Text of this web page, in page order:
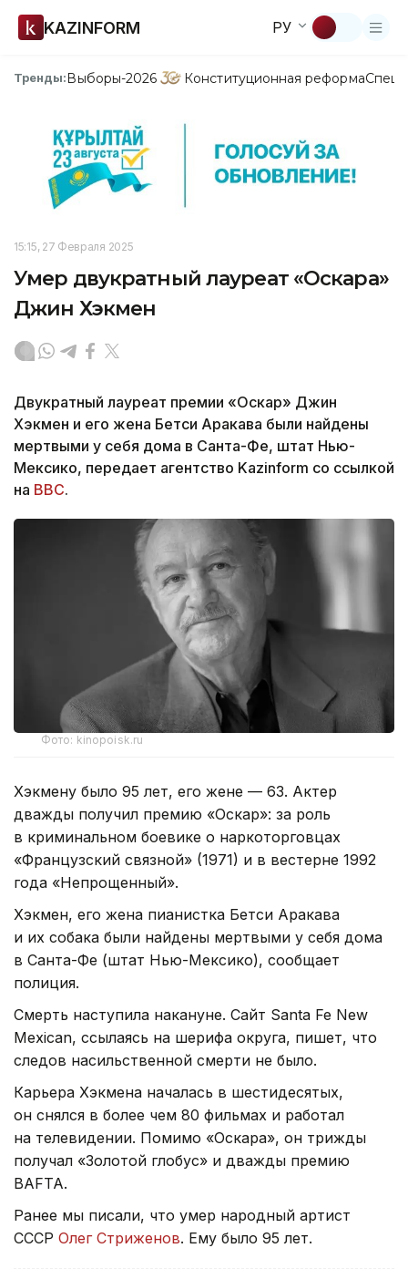
KAZINFORM РУ
Тренды:Выборы-2026 Конституционная реформа
15:15, 27 Февраля 2025
Умер двукратный лауреат «Оскара»
Джин Хэкмен
Двукратный лауреат премии «Оскар» Джин
Хэкмен и его жена Бетси Аракава были найдены
мертвыми у себя дома в Санта-Фе, штат Нью-
Мексико, передает агентство Kazinform со ссылкой
на ВВС.
Фото: kinopoisk.ru
Хэкмену было 95 лет, его жене — 63. Актер
дважды получил премию «Оскар»: за роль
в криминальном боевике о наркоторговцах
«Французский связной» (1971) и в вестерне 1992
года «Непрощенный».
Хэкмен, его жена пианистка Бетси Аракава
и их собака были найдены мертвыми у себя дома
в Санта-Фе (штат Нью-Мексико), сообщает
полиция.
Смерть наступила накануне. Сайт Santa Fe New
Mexican, ссылаясь на шерифа округа, пишет, что
следов насильственной смерти не было.
Карьера Хэкмена началась в шестидесятых,
он снялся в более чем 80 фильмах и работал
на телевидении. Помимо «Оскара», он трижды
получал «Золотой глобус» и дважды премию
BAFTA.
Ранее мы писали, что умер народный артист
СССР Олег Стриженов. Ему было 95 лет.